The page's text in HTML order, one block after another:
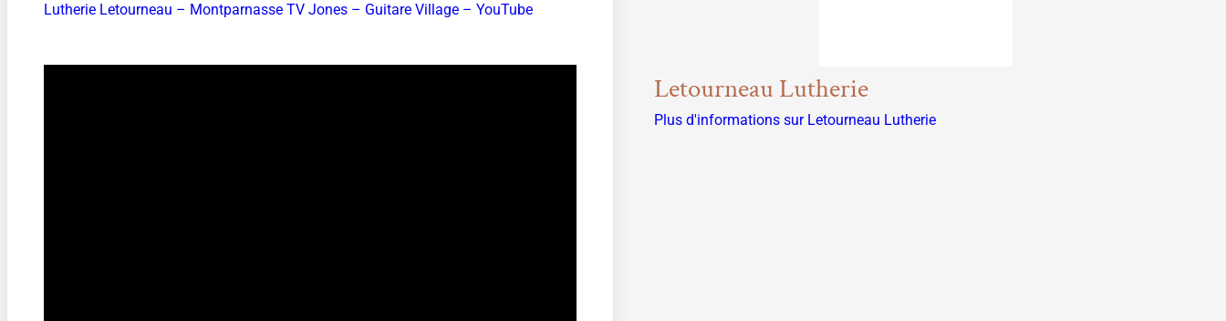
Lutherie Letourneau – Montparnasse TV Jones – Guitare Village – YouTube
Letourneau Lutherie
Plus d'informations sur Letourneau Lutherie